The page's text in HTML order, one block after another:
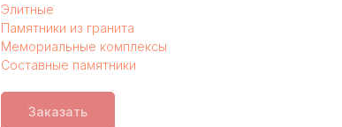
Элитные
Памятники из гранита
Мемориальные комплексы
Составные памятники
Заказать